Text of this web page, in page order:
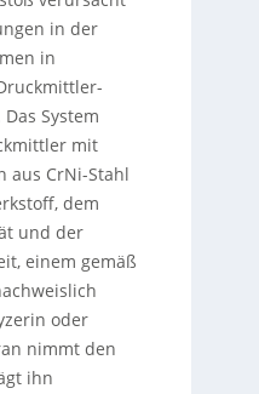
in der
in
System
mit
aus CrNi-Stahl
dem
und der
einem gemäß
oder
nimmt den
ihn